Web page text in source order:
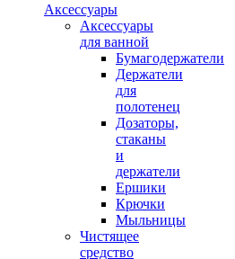
Аксессуары
Аксессуары
для ванной
Бумагодержатели
Держатели
для
полотенец
Дозаторы,
стаканы
и
держатели
Ершики
Крючки
Мыльницы
Чистящее
средство